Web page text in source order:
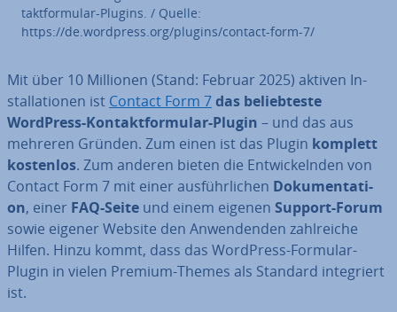
takt­for­mu­lar-Plugins. / Quelle:
https://de.wordpress.org/plugins/contact-form-7/
Mit über 10 Millionen (Stand: Februar 2025) aktiven In­
stal­la­tio­nen ist Contact Form 7das be­lieb­tes­te
WordPress-Kon­takt­for­mu­lar-Plugin – und das aus
mehreren Gründen. Zum einen ist das Plugin komplett
kostenlos. Zum anderen bieten die Ent­wi­ckeln­den von
Contact Form 7 mit einer aus­führ­li­chen Do­ku­men­ta­ti­
on, einer FAQ-Seite und einem eigenen Support-Forum
sowie eigener Website den An­wen­den­den zahl­rei­che
Hilfen. Hinzu kommt, dass das WordPress-Formular-
Plugin in vielen Premium-Themes als Standard in­te­griert
ist.